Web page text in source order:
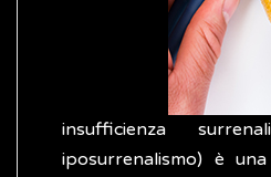
insufficienza
iposurrenalismo) è una